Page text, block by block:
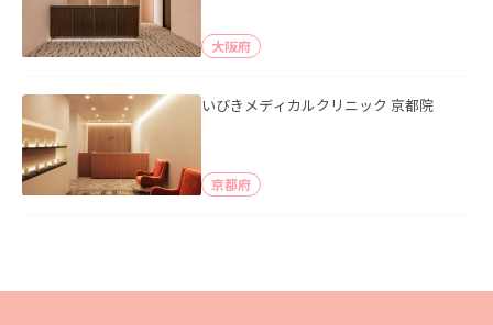
大阪府
いびきメディカルクリニック 京都院
京都府